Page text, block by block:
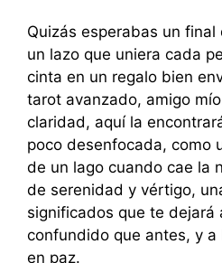
Quizás esperabas un
un lazo que uniera cada
cinta en un regalo bien
tarot avanzado, amigo
claridad, aquí la
poco desenfocada, como
de un lago cuando cae la
de serenidad y vértigo,
significados que te dejará
confundido que antes, y
en paz.